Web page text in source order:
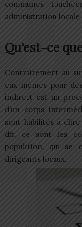
communes
administration
Qu’est-ce
Contrairement au
eux-mêmes pour
indirect est un
d’un corps
sont habilités à
dit, ce sont les
population, qui se
dirigeants locaux.